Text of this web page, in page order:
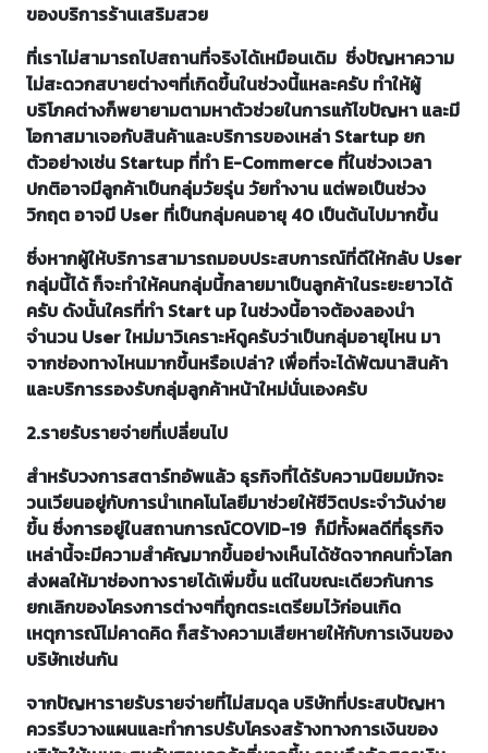
ของบริการร้านเสริมสวย
ที่เราไม่สามารถไปสถานที่จริงได้เหมือนเดิม ซึ่งปัญหาความ
ไม่สะดวกสบายต่างๆที่เกิดขึ้นในช่วงนี้แหละครับ ทำให้ผู้
บริโภคต่างก็พยายามตามหาตัวช่วยในการแก้ไขปัญหา และมี
โอกาสมาเจอกับสินค้าและบริการของเหล่า Startup ยก
ตัวอย่างเช่น Startup ที่ทำ E-Commerce ที่ในช่วงเวลา
ปกติอาจมีลูกค้าเป็นกลุ่มวัยรุ่น วัยทำงาน แต่พอเป็นช่วง
วิกฤต อาจมี User ที่เป็นกลุ่มคนอายุ 40 เป็นต้นไปมากขึ้น
ซึ่งหากผู้ให้บริการสามารถมอบประสบการณ์ที่ดีให้กลับ User
กลุ่มนี้ได้ ก็จะทำให้คนกลุ่มนี้กลายมาเป็นลูกค้าในระยะยาวได้
ครับ ดังนั้นใครที่ทำ Start up ในช่วงนี้อาจต้องลองนำ
จำนวน User ใหม่มาวิเคราะห์ดูครับว่าเป็นกลุ่มอายุไหน มา
จากช่องทางไหนมากขึ้นหรือเปล่า? เพื่อที่จะได้พัฒนาสินค้า
และบริการรองรับกลุ่มลูกค้าหน้าใหม่นั่นเองครับ
2.รายรับรายจ่ายที่เปลี่ยนไป
สำหรับวงการสตาร์ทอัพแล้ว ธุรกิจที่ได้รับความนิยมมักจะ
วนเวียนอยู่กับการนำเทคโนโลยีมาช่วยให้ชีวิตประจำวันง่าย
ขึ้น ซึ่งการอยู่ในสถานการณ์COVID-19 ก็มีทั้งผลดีที่ธุรกิจ
เหล่านี้จะมีความสำคัญมากขึ้นอย่างเห็นได้ชัดจากคนทั่วโลก
ส่งผลให้มาช่องทางรายได้เพิ่มขึ้น แต่ในขณะเดียวกันการ
ยกเลิกของโครงการต่างๆที่ถูกตระเตรียมไว้ก่อนเกิด
เหตุการณ์ไม่คาดคิด ก็สร้างความเสียหายให้กับการเงินของ
บริษัทเช่นกัน
จากปัญหารายรับรายจ่ายที่ไม่สมดุล บริษัทที่ประสบปัญหา
ควรรีบวางแผนและทำการปรับโครงสร้างทางการเงินของ